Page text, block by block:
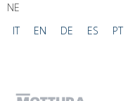
NE
IT
EN DE ES PT